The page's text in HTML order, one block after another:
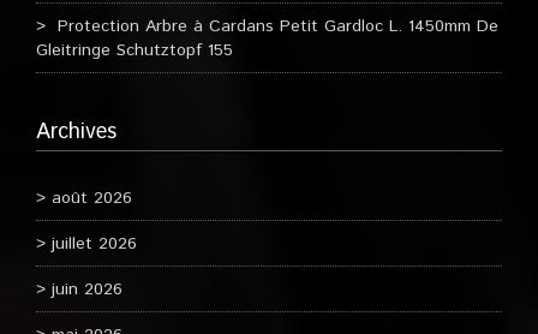
Protection Arbre à Cardans Petit Gardloc L. 1450mm De
Gleitringe Schutztopf 155
Archives
août 2026
juillet 2026
juin 2026